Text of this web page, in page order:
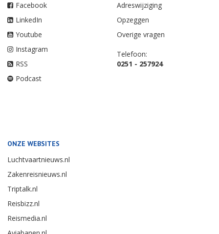
Facebook
LinkedIn
Youtube
Instagram
RSS
Podcast
Adreswijziging
Opzeggen
Overige vragen
Telefoon:
0251 - 257924
ONZE WEBSITES
Luchtvaartnieuws.nl
Zakenreisnieuws.nl
Triptalk.nl
Reisbizz.nl
Reismedia.nl